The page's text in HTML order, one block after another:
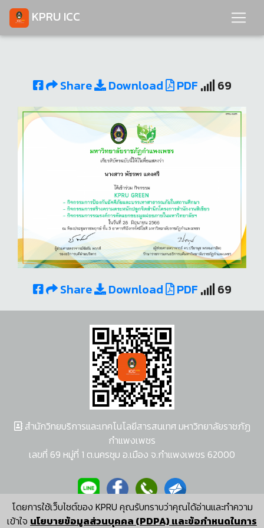
KPRU ICC
Share Download PDF 69
Share Download PDF 69
โดยการใช้เว็บไซต์ของ KPRU คุณรับทราบว่าคุณได้อ่านและทำความ
เข้าใจ นโยบายข้อมูลส่วนบุคคล (PDPA) และข้อกำหนดในการ
สำนักวิทยบริการและเทคโนโลยีสารสนเทศ มหาวิทยาลัยราชภัฏ
กำแพงเพชร
เลขที่ 69 หมู่ที่ 1 ต.นครชุม อ.เมือง จ.กำแพงเพชร 62000
ผู้พัฒนาระบบ อนุชา พวงผกา